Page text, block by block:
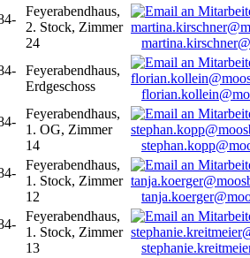
Feyerabendhaus,
2. Stock, Zimmer
24
Feyerabendhaus,
Erdgeschoss
Feyerabendhaus,
1. OG, Zimmer
14
Feyerabendhaus,
1. Stock, Zimmer
12
Feyerabendhaus,
1. Stock, Zimmer
13